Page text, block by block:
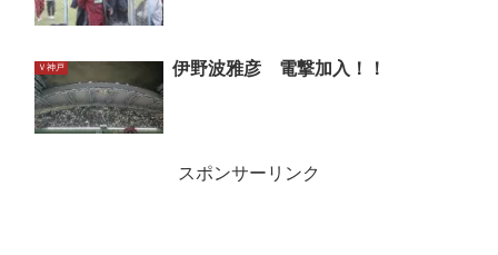
Ｖ神戸 伊野波雅彦 電撃加入！！
スポンサーリンク